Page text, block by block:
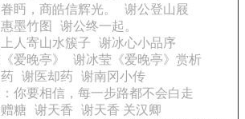
眄，商皓信辉光。
谢公登山屐
墨竹图
谢公终一起。
人寄山水簇子
谢冰心小品序
爱晚亭》
谢冰莹《爱晚亭》赏析
谢医却药 谢南冈小传
你要相信，每一步路都不会白走
糖 谢天香
谢天香 关汉卿